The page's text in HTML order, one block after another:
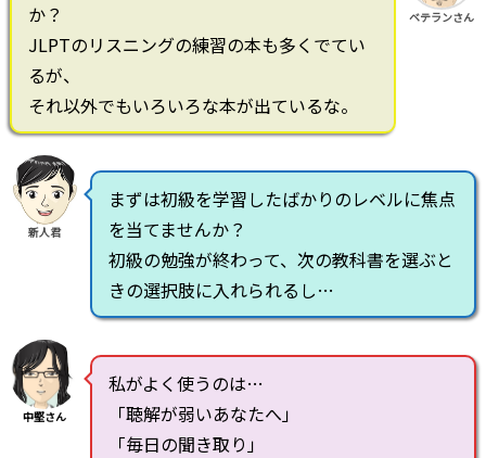
か？
JLPTのリスニングの練習の本も多くでてい
るが、
それ以外でもいろいろな本が出ているな。
ベテランさん
新人君
まずは初級を学習したばかりのレベルに焦点
を当てませんか？
初級の勉強が終わって、次の教科書を選ぶと
きの選択肢に入れられるし…
中堅さん
私がよく使うのは…
「聴解が弱いあなたへ」
「毎日の聞き取り」